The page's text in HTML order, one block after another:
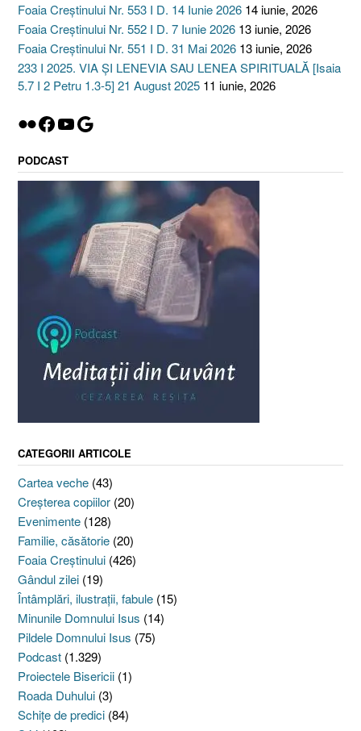
Foaia Creștinului Nr. 553 I D. 14 Iunie 2026 14 iunie, 2026
Foaia Creștinului Nr. 552 I D. 7 Iunie 2026 13 iunie, 2026
Foaia Creștinului Nr. 551 I D. 31 Mai 2026 13 iunie, 2026
233 I 2025. VIA ȘI LENEVIA SAU LENEA SPIRITUALĂ [Isaia
5.7 I 2 Petru 1.3-5] 21 August 2025 11 iunie, 2026
Flickr
Facebook
YouTube
Google
PODCAST
CATEGORII ARTICOLE
Cartea veche (43)
Creşterea copiilor (20)
Evenimente (128)
Familie, căsătorie (20)
Foaia Creştinului (426)
Gândul zilei (19)
Întâmplări, ilustraţii, fabule (15)
Minunile Domnului Isus (14)
Pildele Domnului Isus (75)
Podcast (1.329)
Proiectele Bisericii (1)
Roada Duhului (3)
Schiţe de predici (84)